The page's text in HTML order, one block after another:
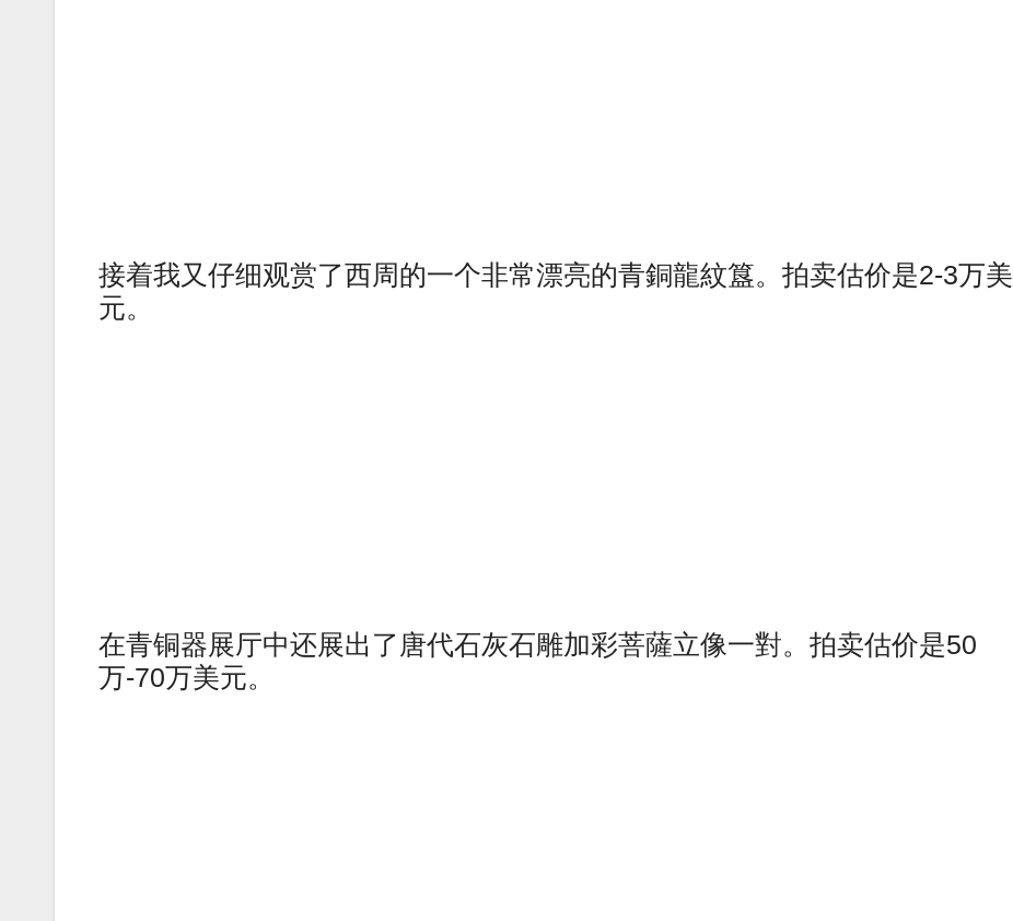
接着我又仔细观赏了西周的一个非常漂亮的青銅龍紋簋。拍卖估价是2-3万美
元。
在青铜器展厅中还展出了唐代石灰石雕加彩菩薩立像一對。拍卖估价是50
万-70万美元。